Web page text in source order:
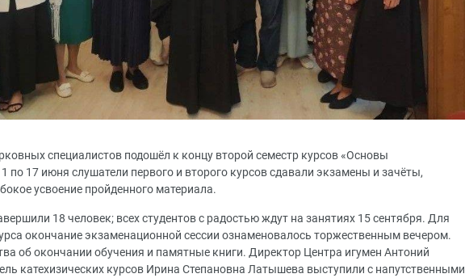
специалистов подошёл к концу второй семестр курсов «Основы
по 17 июня слушатели первого и второго курсов сдавали экзамены и зачёты,
усвоение пройденного материала.
18 человек; всех студентов с радостью ждут на занятиях 15 сентября. Для
окончание экзаменационной сессии ознаменовалось торжественным вечером.
об окончании обучения и памятные книги. Директор Центра игумен Антоний
катехизических курсов Ирина Степановна Латышева выступили с напутственными